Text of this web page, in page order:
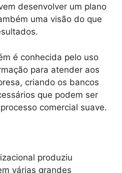
desenvolver um plano
uma visão do que
é conhecida pelo uso
para atender aos
criando os bancos
que podem ser
comercial suave.
produziu
várias grandes